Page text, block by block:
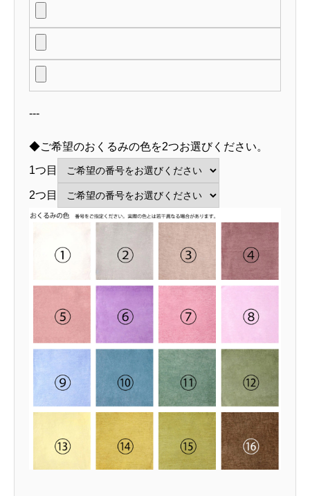
---
◆ご希望のおくるみの色を2つお選びください。
1つ目
2つ目